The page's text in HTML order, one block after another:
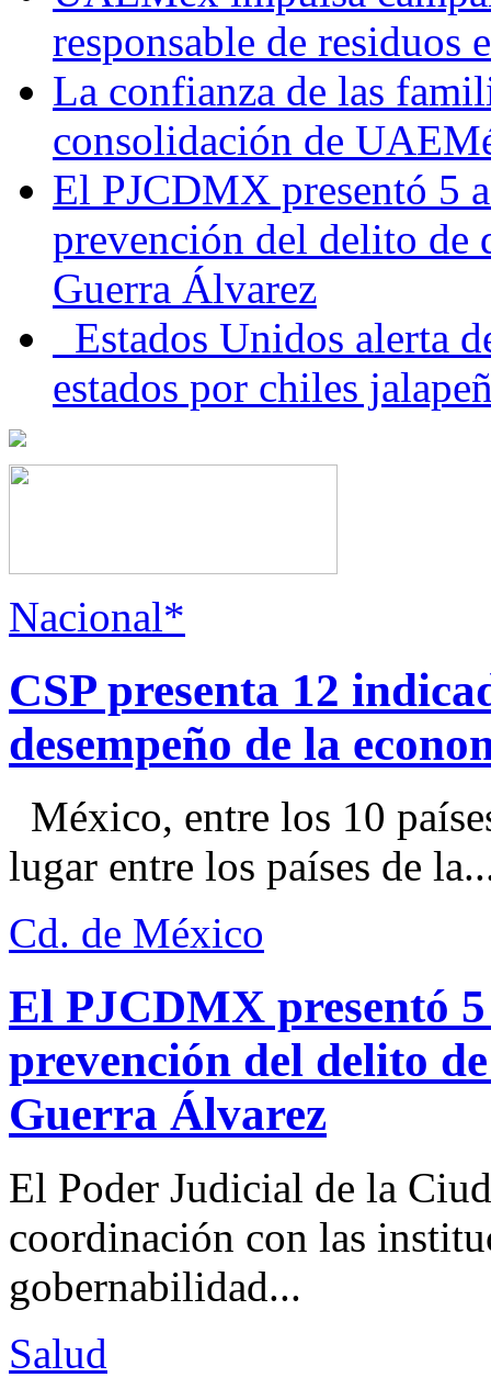
responsable de residuos
La confianza de las
consolidación de
El PJCDMX presentó 5
prevención del delito de
Guerra Álvarez
Estados Unidos alerta
estados por chiles
Nacional*
CSP presenta 12
desempeño de la
México, entre los 10
lugar entre los países de
Cd. de México
El PJCDMX presentó
prevención del delito
Guerra Álvarez
El Poder Judicial de la
coordinación con las
gobernabilidad...
Salud